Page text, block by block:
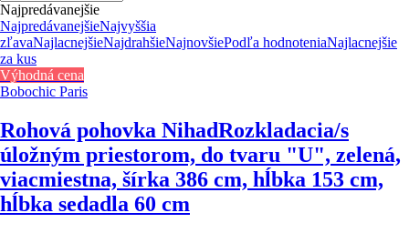
Najpredávanejšie
NajpredávanejšieNajvyššia
zľavaNajlacnejšieNajdrahšieNajnovšiePodľa hodnoteniaNajlacnejšie
za kus
Výhodná cena
Bobochic Paris
Rohová pohovka NihadRozkladacia/s
úložným priestorom, do tvaru "U", zelená,
viacmiestna, šírka 386 cm, hĺbka 153 cm,
hĺbka sedadla 60 cm